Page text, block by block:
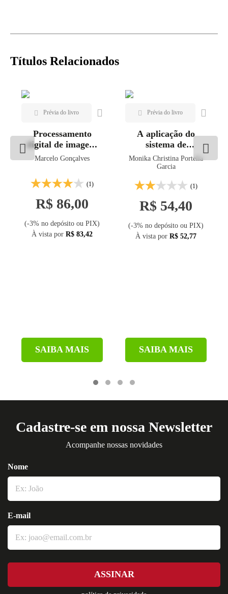
Títulos Relacionados
Processamento
digital de imagens
de sensoriamento
remoto para análise
ambiental e
geográfica
Marcelo Gonçalves
(1)
R$ 86,00
(-3% no depósito ou PIX)
À vista por R$ 83,42
SAIBA MAIS
A aplicação do
sistema de
informações
geográficas em
Monika Christina Portella
Garcia
(1)
R$ 54,40
(-3% no depósito ou PIX)
À vista por R$ 52,77
SAIBA MAIS
Cadastre-se em nossa Newsletter
Acompanhe nossas novidades
Nome
E-mail
ASSINAR